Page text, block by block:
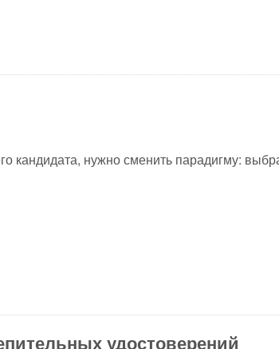
кандидата, нужно сменить парадигму:
удостоверений